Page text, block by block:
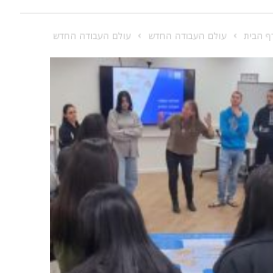
הבית עולם העבודה החדש עולם העבודה החדש